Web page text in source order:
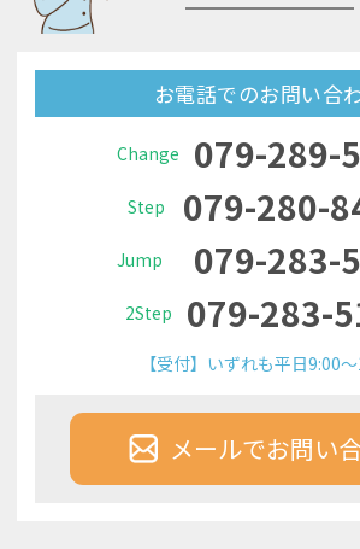
お電話でのお問い合
Change 079-289-
Step 079-280-
Jump 079-283-
2Step 079-283-
【受付】いずれも平日9:00
メールでお問い